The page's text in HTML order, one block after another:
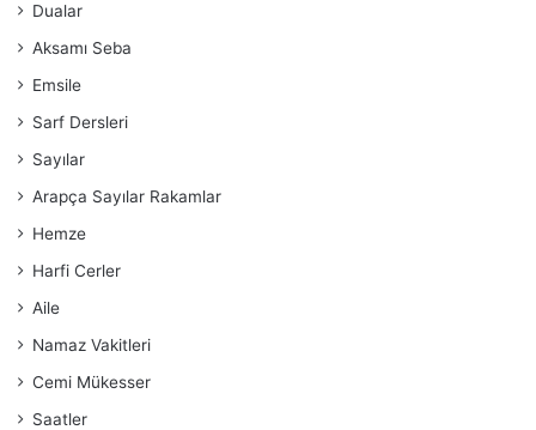
Dualar
Aksamı Seba
Emsile
Sarf Dersleri
Sayılar
Arapça Sayılar Rakamlar
Hemze
Harfi Cerler
Aile
Namaz Vakitleri
Cemi Mükesser
Saatler